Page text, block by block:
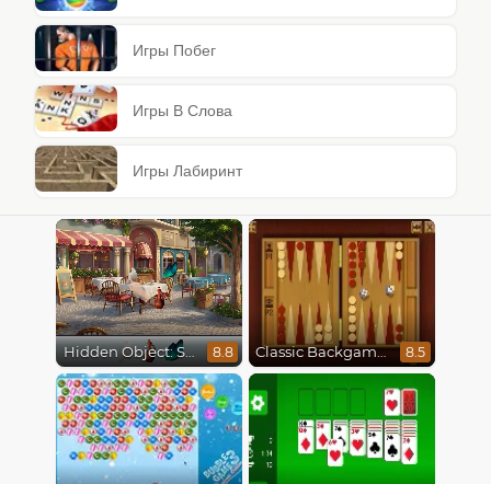
Игры Побег
Игры В Слова
Игры Лабиринт
Hidden Object: Street Of Secrets 8.8 Classic Backgammon 8.5